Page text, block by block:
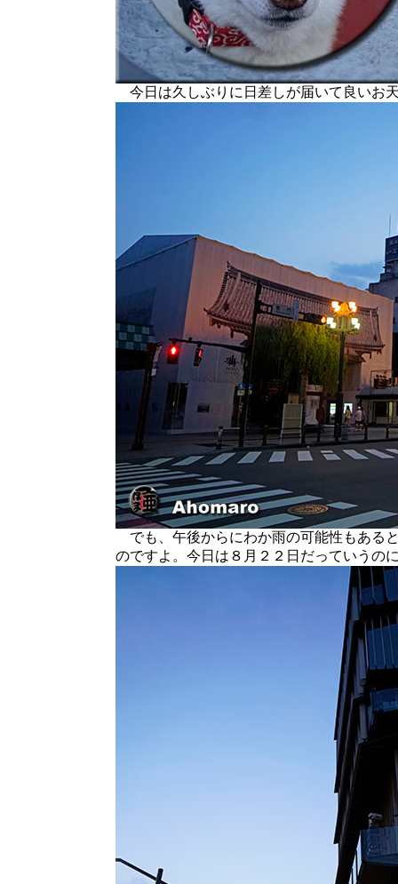
今日は久しぶりに日差しが届いて良いお
でも、午後からにわか雨の可能性もある
のですよ。今日は８月２２日だっていうの